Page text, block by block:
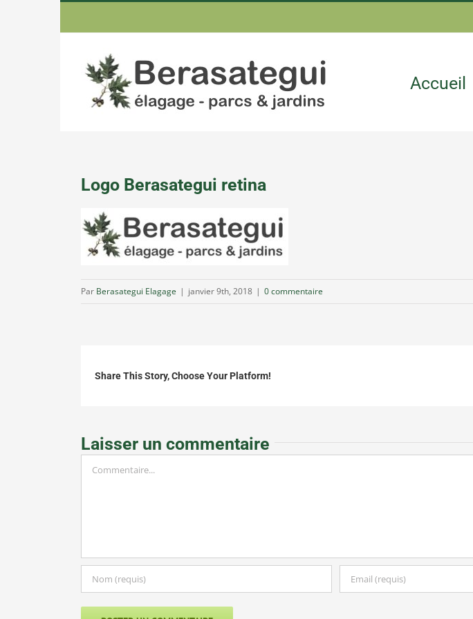
Accueil
Logo Berasategui retina
Par Berasategui Elagage | janvier 9th, 2018 | 0 commentaire
Share This Story, Choose Your Platform!
Laisser un commentaire
Commentaire